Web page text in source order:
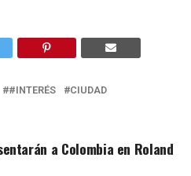
#INTERÉS
CIUDAD
a Colombia en Roland